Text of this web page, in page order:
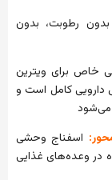
رطوبت، بدون
خاص برای ویترین
دارویی کامل است و
می‌شود
اسفناج وحشی
در وعده‌های غذایی